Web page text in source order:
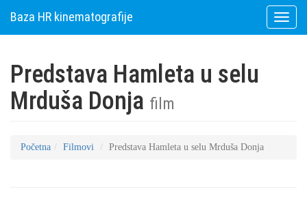
Toggle
Baza HR kinematografije
Predstava Hamleta u selu
Mrduša Donja film
Početna Filmovi Predstava Hamleta u selu Mrduša Donja